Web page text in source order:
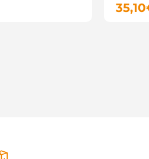
35,10